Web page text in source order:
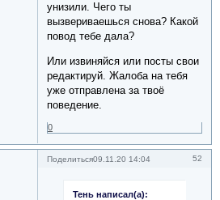
унизили. Чего ты
вызвериваешься снова? Какой
повод тебе дала?
Или извиняйся или посты свои
редактируй. Жалоба на тебя
уже отправлена за твоё
поведение.
0
Поделиться 52
09.11.20 14:04
Тень написал(а):